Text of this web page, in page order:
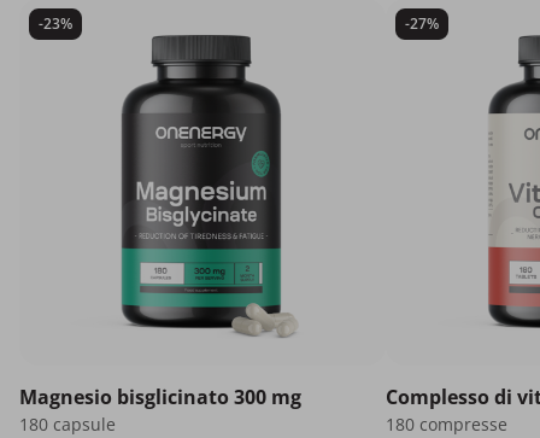
-23%
Magnesio bisglicinato 300 mg
180 capsule
-27%
Complesso di
180 compresse